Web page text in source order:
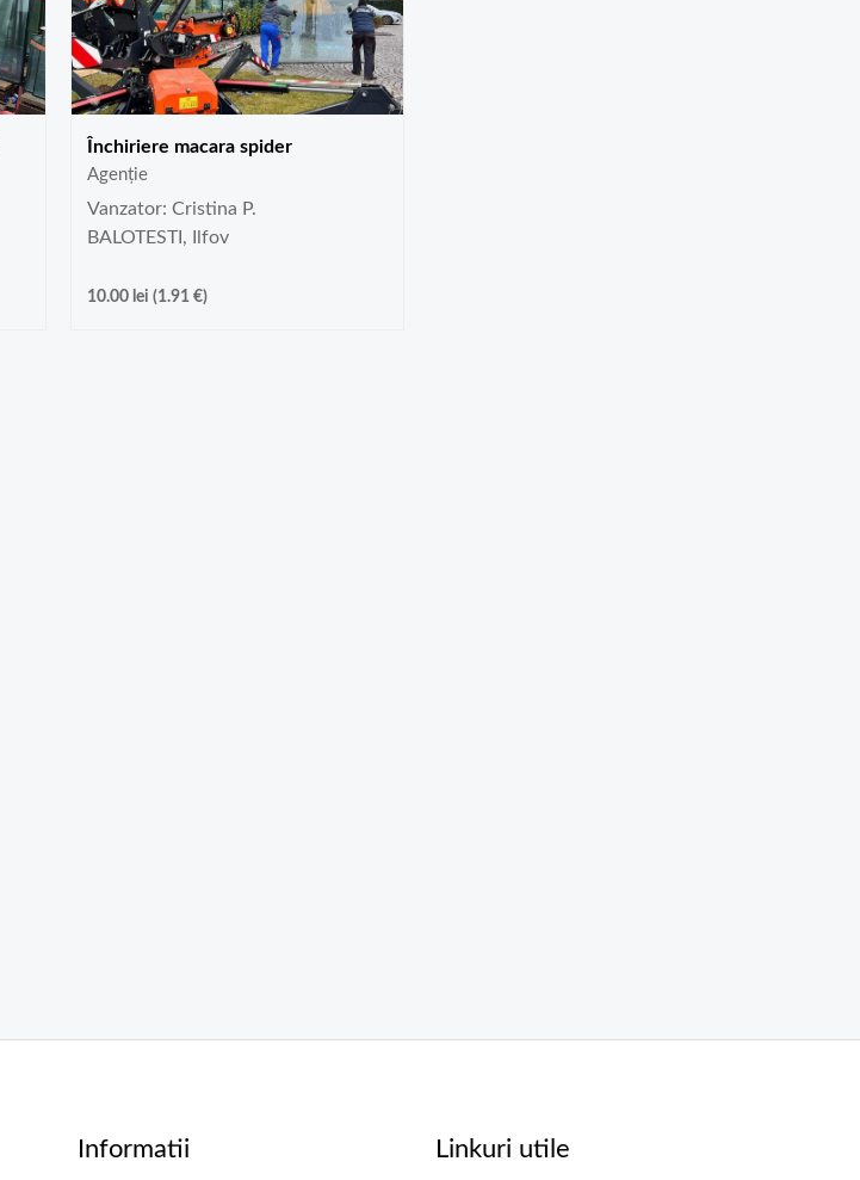
Închiriere macara spider
Agenție
Vanzator: Cristina P.
BALOTESTI, Ilfov
10.00 lei (1.91 €)
Informatii Linkuri utile